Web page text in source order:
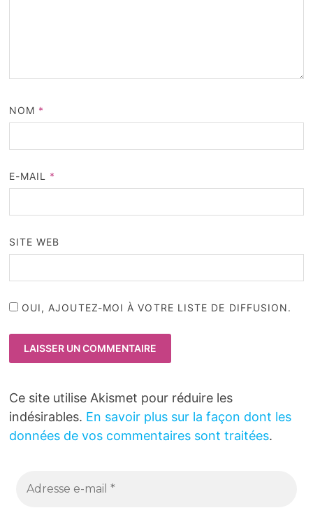
NOM *
E-MAIL *
SITE WEB
OUI, AJOUTEZ-MOI À VOTRE LISTE DE DIFFUSION.
Ce site utilise Akismet pour réduire les
indésirables. En savoir plus sur la façon dont les
données de vos commentaires sont traitées.